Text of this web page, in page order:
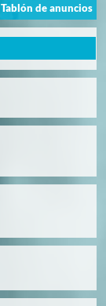
Tablón de anuncios